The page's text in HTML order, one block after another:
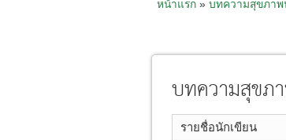
หน้าแรก» บทความสุขภาพ
บทความสุขภ
รายชื่อนักเขียน